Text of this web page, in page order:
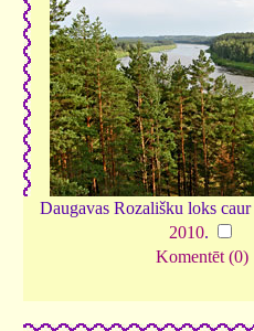
Daugavas Rozališku loks
2010.
Komentēt (0)